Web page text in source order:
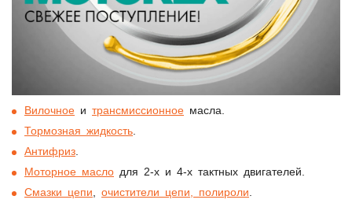
Вилочное и трансмиссионное масла.
Тормозная жидкость
Антифриз
Моторное масло для 2-х и 4-х тактных двигателей.
Смазки цепи очистители цепи, полироли